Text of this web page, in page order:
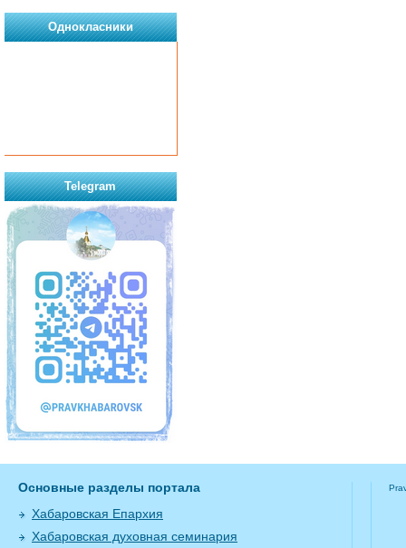
Однокласники
Telegram
Основные разделы портала
Хабаровская Епархия
Хабаровская духовная семинария